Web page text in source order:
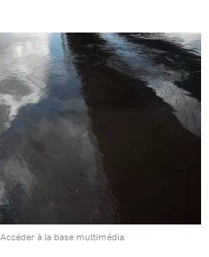
Accéder à la base multimédia